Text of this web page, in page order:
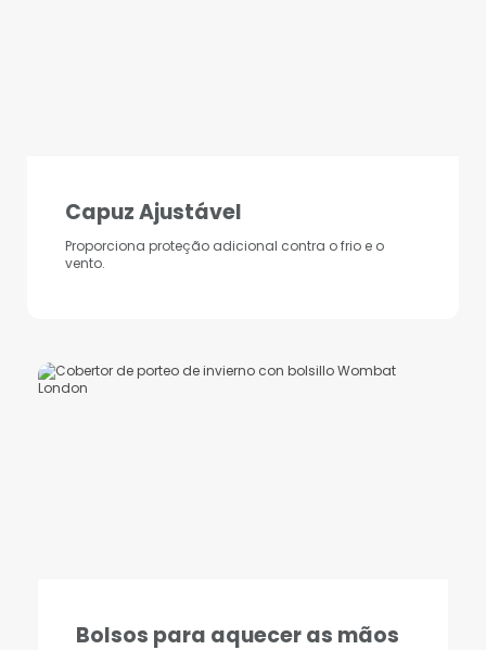
Capuz Ajustável
Proporciona proteção adicional contra o frio e o
vento.
Bolsos para aquecer as mãos